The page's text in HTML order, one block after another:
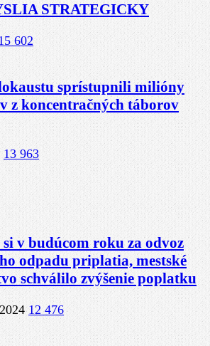
STRATEGICKY
602
sprístupnili milióny
z koncentračných táborov
13 963
v budúcom roku za odvoz
odpadu priplatia, mestské
schválilo zvýšenie poplatku
12 476